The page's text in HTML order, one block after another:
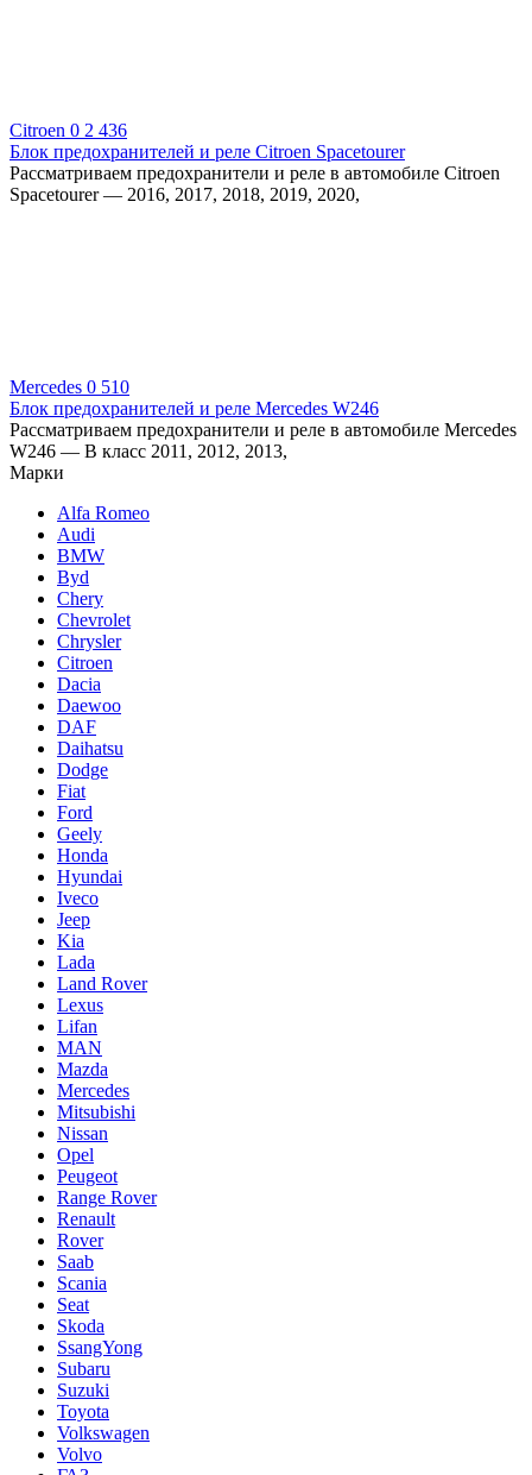
Citroen 0 2 436
Блок предохранителей и реле Citroen Spacetourer
Рассматриваем предохранители и реле в автомобиле Citroen
Spacetourer — 2016, 2017, 2018, 2019, 2020,
Mercedes 0 510
Блок предохранителей и реле Mercedes W246
Рассматриваем предохранители и реле в автомобиле Mercedes
W246 — B класс 2011, 2012, 2013,
Марки
Alfa Romeo
Audi
BMW
Byd
Chery
Chevrolet
Chrysler
Citroen
Dacia
Daewoo
DAF
Daihatsu
Dodge
Fiat
Ford
Geely
Honda
Hyundai
Iveco
Jeep
Kia
Lada
Land Rover
Lexus
Lifan
MAN
Mazda
Mercedes
Mitsubishi
Nissan
Opel
Peugeot
Range Rover
Renault
Rover
Saab
Scania
Seat
Skoda
SsangYong
Subaru
Suzuki
Toyota
Volkswagen
Volvo